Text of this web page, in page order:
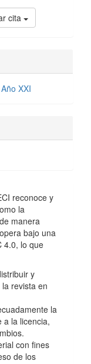
cita
XXI
reconoce y
la
manera
bajo una
4.0, lo que
y
revista en
la
a la licencia,
con fines
de los